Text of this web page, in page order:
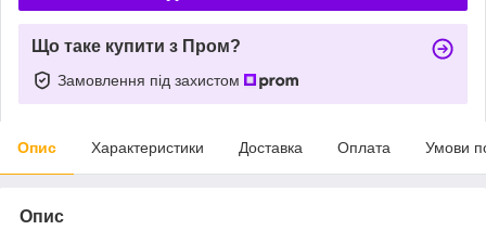
Що таке купити з Пром?
Замовлення під захистом
Опис Характеристики Доставка Оплата Умови
Опис